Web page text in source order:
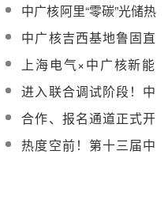
中广核阿里“零碳”光储热
电示范项目发电机转子
穿装圆满完成
中广核吉西基地鲁固直
流100MW光热项目并网
手续办理服务成交结果
公示
上海电气×中广核新能
源，共同推进在新型电
力系统下新能源、光热
等领域合作
进入联合调试阶段！中
广核德令哈20万千瓦光
热项目具备并网条件
合作、报名通道正式开
启！第十三届中国国际
光热大会邀您5月相约成
热度空前！第十三届中